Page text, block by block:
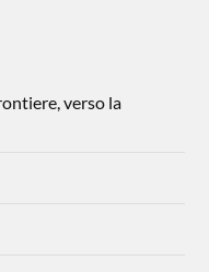
verso la